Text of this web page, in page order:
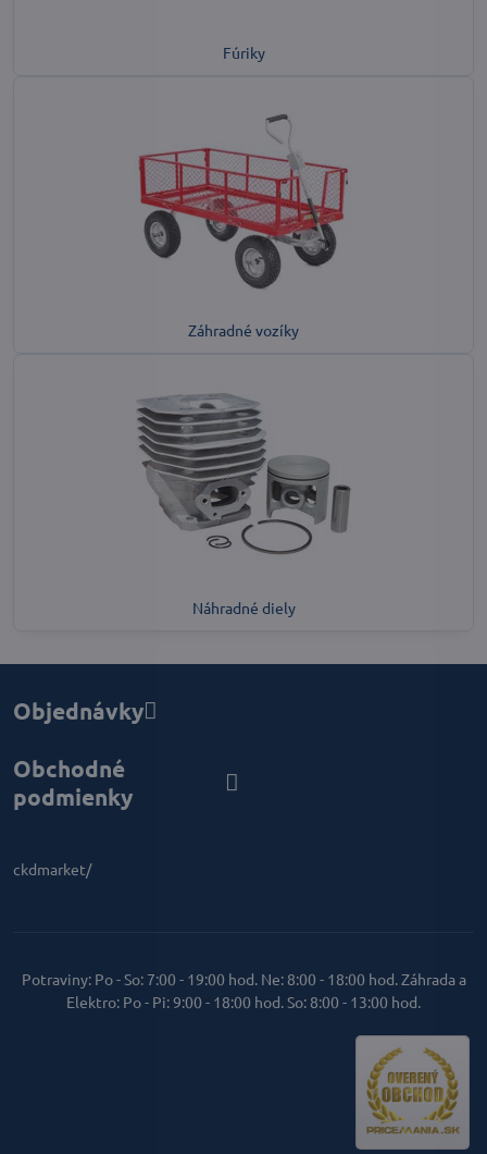
Fúriky
Záhradné vozíky
Náhradné diely
Objednávky
Obchodné
podmienky
ckdmarket/
Potraviny: Po - So: 7:00 - 19:00 hod. Ne: 8:00 - 18:00 hod. Záhrada a
Elektro: Po - Pi: 9:00 - 18:00 hod. So: 8:00 - 13:00 hod.